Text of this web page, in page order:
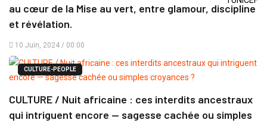
au cœur de la Mise au vert, entre glamour, discipline
et révélation.
10 Juin, 2024 / 00:00
CULTURE-PEOPLE
CULTURE / Nuit africaine : ces interdits ancestraux
qui intriguent encore — sagesse cachée ou simples